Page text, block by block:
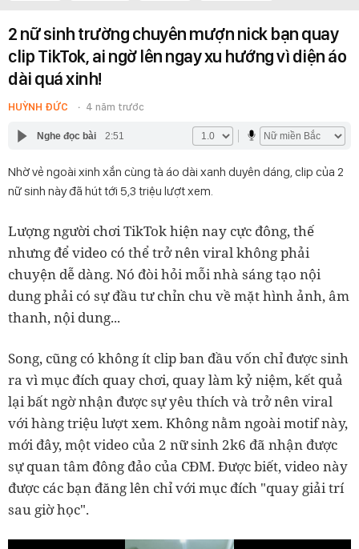
2 nữ sinh trường chuyên mượn nick bạn quay
clip TikTok, ai ngờ lên ngay xu hướng vì diện áo
dài quá xinh!
HUỲNH ĐỨC 4 năm trước
Nghe đọc bài 2:51
Nhờ vẻ ngoài xinh xắn cùng tà áo dài xanh duyên dáng, clip của 2
nữ sinh này đã hút tới 5,3 triệu lượt xem.
Lượng người chơi TikTok hiện nay cực đông, thế
nhưng để video có thể trở nên viral không phải
chuyện dễ dàng. Nó đòi hỏi mỗi nhà sáng tạo nội
dung phải có sự đầu tư chỉn chu về mặt hình ảnh, âm
thanh, nội dung...
Song, cũng có không ít clip ban đầu vốn chỉ được sinh
ra vì mục đích quay chơi, quay làm kỷ niệm, kết quả
lại bất ngờ nhận được sự yêu thích và trở nên viral
với hàng triệu lượt xem. Không nằm ngoài motif này,
mới đây, một video của 2 nữ sinh 2k6 đã nhận được
sự quan tâm đông đảo của CĐM. Được biết, video này
được các bạn đăng lên chỉ với mục đích "quay giải trí
sau giờ học".